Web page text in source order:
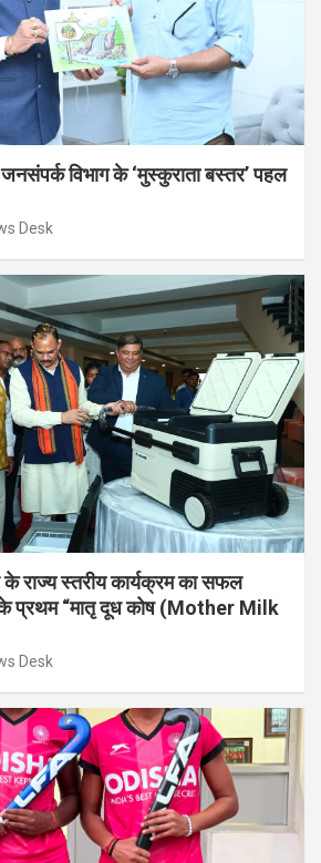
विभाग के ‘मुस्कुराता बस्तर’ पहल
Desk
के राज्य स्तरीय कार्यक्रम का सफल
प्रथम “मातृ दूध कोष (Mother Milk
Desk